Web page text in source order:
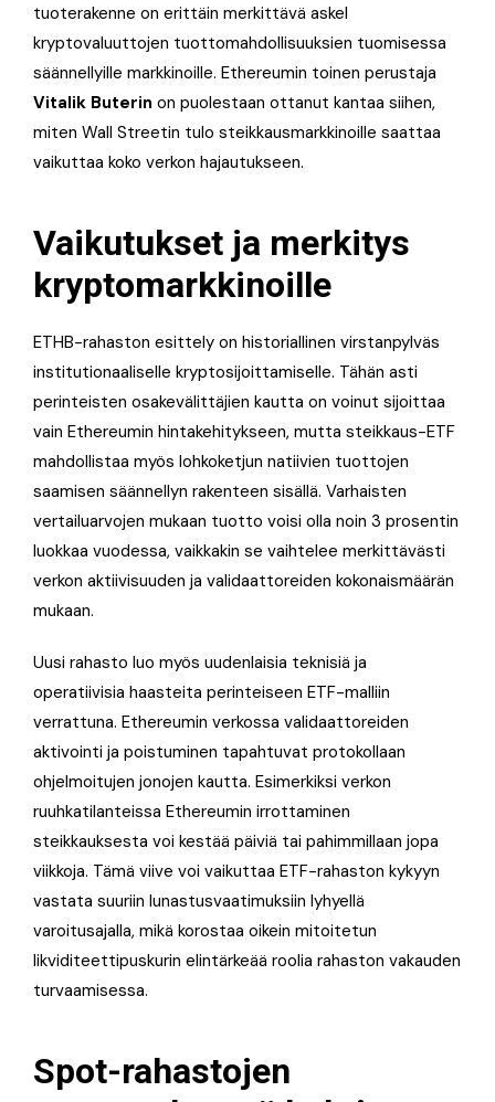
tuoterakenne on erittäin merkittävä askel
kryptovaluuttojen tuottomahdollisuuksien tuomisessa
säännellyille markkinoille. Ethereumin toinen perustaja
Vitalik Buterin on puolestaan ottanut kantaa siihen,
miten Wall Streetin tulo steikkausmarkkinoille saattaa
vaikuttaa koko verkon hajautukseen.
Vaikutukset ja merkitys
kryptomarkkinoille
ETHB-rahaston esittely on historiallinen virstanpylväs
institutionaaliselle kryptosijoittamiselle. Tähän asti
perinteisten osakevälittäjien kautta on voinut sijoittaa
vain Ethereumin hintakehitykseen, mutta steikkaus-ETF
mahdollistaa myös lohkoketjun natiivien tuottojen
saamisen säännellyn rakenteen sisällä. Varhaisten
vertailuarvojen mukaan tuotto voisi olla noin 3 prosentin
luokkaa vuodessa, vaikkakin se vaihtelee merkittävästi
verkon aktiivisuuden ja validaattoreiden kokonaismäärän
mukaan.
Uusi rahasto luo myös uudenlaisia teknisiä ja
operatiivisia haasteita perinteiseen ETF-malliin
verrattuna. Ethereumin verkossa validaattoreiden
aktivointi ja poistuminen tapahtuvat protokollaan
ohjelmoitujen jonojen kautta. Esimerkiksi verkon
ruuhkatilanteissa Ethereumin irrottaminen
steikkauksesta voi kestää päiviä tai pahimmillaan jopa
viikkoja. Tämä viive voi vaikuttaa ETF-rahaston kykyyn
vastata suuriin lunastusvaatimuksiin lyhyellä
varoitusajalla, mikä korostaa oikein mitoitetun
likviditeettipuskurin elintärkeää roolia rahaston vakauden
turvaamisessa.
Spot-rahastojen